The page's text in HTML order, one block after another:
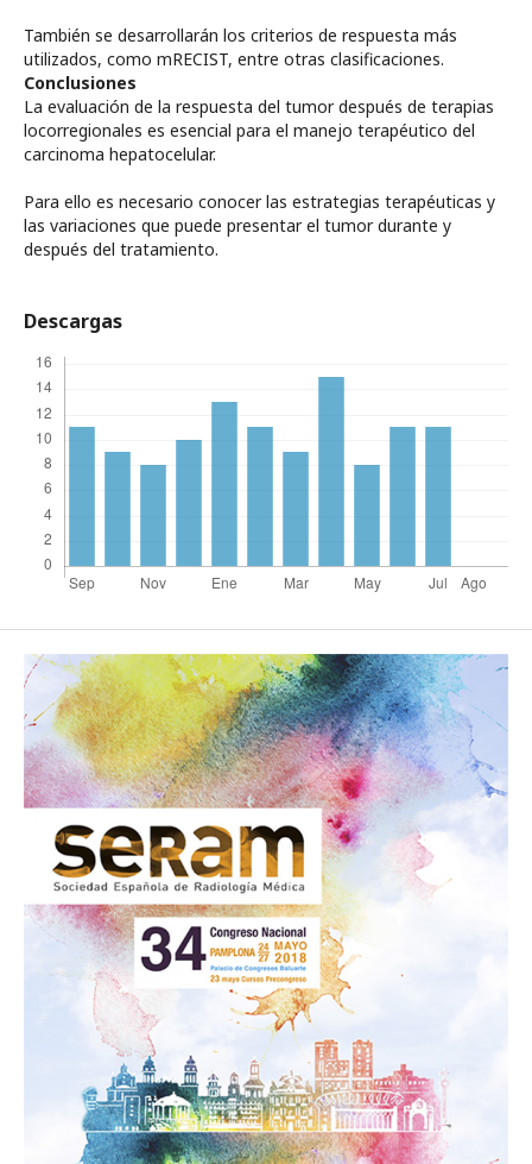
También se desarrollarán los criterios de respuesta más
utilizados, como mRECIST, entre otras clasificaciones.
Conclusiones
La evaluación de la respuesta del tumor después de terapias
locorregionales es esencial para el manejo terapéutico del
carcinoma hepatocelular.
Para ello es necesario conocer las estrategias terapéuticas y
las variaciones que puede presentar el tumor durante y
después del tratamiento.
Descargas